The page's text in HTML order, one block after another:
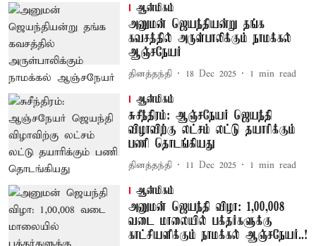
ஆன்மிகம்
அனுமன் ஜெயந்தியன்று தங்க
கவசத்தில் அருள்பாலிக்கும் நாமக்கல்
ஆஞ்சநேயர்
தினத்தந்தி 18 Dec 2025 1 min read
ஆன்மிகம்
சுசீந்திரம்: ஆஞ்சநேயர் ஜெயந்தி
விழாவிற்கு லட்சம் லட்டு தயாரிக்கும்
பணி தொடங்கியது
தினத்தந்தி 11 Dec 2025 1 min read
ஆன்மிகம்
அனுமன் ஜெயந்தி விழா: 1,00,008
வடை மாலையில் பக்தர்களுக்கு
காட்சியளிக்கும் நாமக்கல் ஆஞ்சநேயர்..!